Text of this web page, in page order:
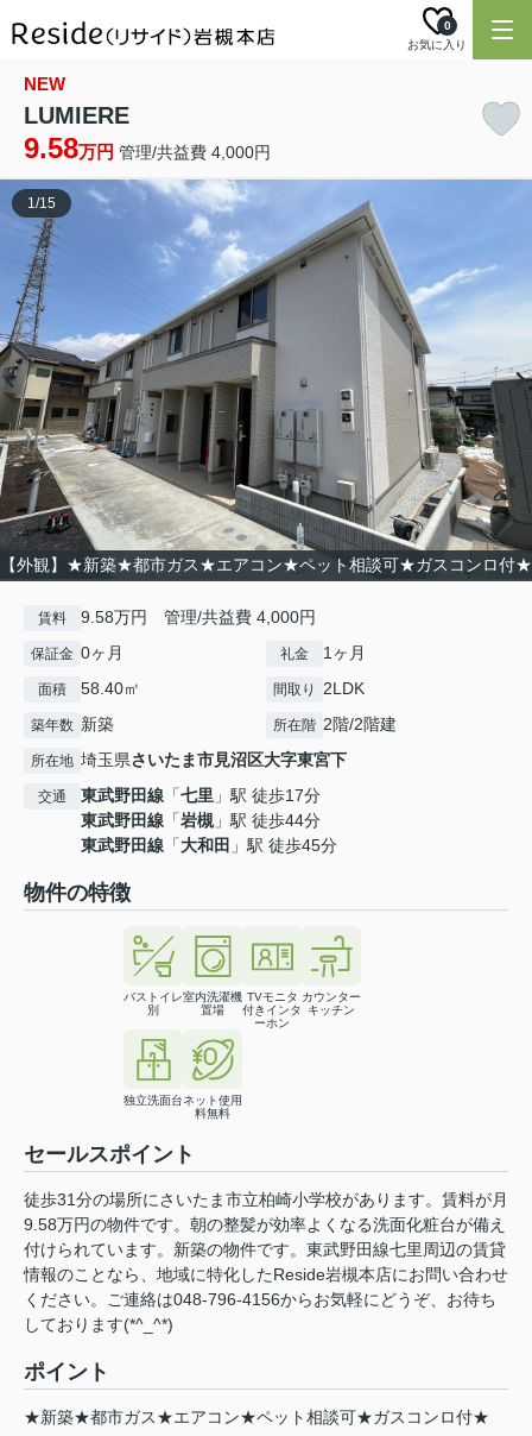
お気に入り
0
NEW
LUMIERE
9.58万円 管理/共益費 4,000円
【外観】★新築★都市ガス★エアコン★ペット相談可★ガスコンロ付★
1/15
賃料 9.58万円 管理/共益費 4,000円
保証金 0ヶ月 礼金 1ヶ月
面積 58.40㎡ 間取り 2LDK
築年数 新築 所在階 2階/2階建
所在地 埼玉県さいたま市見沼区大字東宮下
交通 東武野田線 「七里 」駅 徒歩17分
東武野田線 「岩槻 」駅 徒歩44分
東武野田線 「大和田 」駅 徒歩45分
物件の特徴
バストイレ
別
室内洗濯機
置場
TVモニタ
付きインタ
ーホン
カウンター
キッチン
独立洗面台ネット使用
料無料
セールスポイント
徒歩31分の場所にさいたま市立柏崎小学校があります。賃料が月
9.58万円の物件です。朝の整髪が効率よくなる洗面化粧台が備え
付けられています。新築の物件です。東武野田線七里周辺の賃貸
情報のことなら、地域に特化したReside岩槻本店にお問い合わせ
ください。ご連絡は048-796-4156からお気軽にどうぞ、お待ち
しております(*^_^*)
ポイント
★新築★都市ガス★エアコン★ペット相談可★ガスコンロ付★